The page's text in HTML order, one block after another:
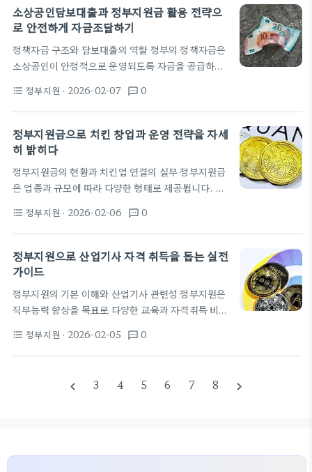
비가 더 간편해졌다. 제출 채널의 변화는 신청자의 접
근성을 높이며, 지역별 차이를 줄이는 데 기여한다. 신
임대차계약서 또는 사업장 소재 증빙, 대표자 신분증
등이다. 최근에는 행정안전부와 국세청 시스템이 연
계되어 서류 제출 과정이 자동화되는 경우가 늘었다.
소상공인담보대출과 정부지원금 활용 전략으
로 안전하게 자금조달하기
정책자금 구조와 담보대출의 역할 정부의 정책자금은
소상공인이 안정적으로 운영되도록 자금을 공급하는
출 등 다양한 형태로 구성되며, 담보대출은 이들 중 사
업의 성장과 시급한 운전자금 확보를 돕는 핵심 도구
로 작용한다. 담보를 통해 신용이 낮은 차주라도 자금
조달이 가능해지며, 재무 구조를 개선하는 데 기여한
해하는 것이 자금 조달의 시작점이다. 정책자금의 핵
심은 공적 보증기관과 금융기관 간의 협력을 통해 위
험을 분담하는 데 있다. 신용보증재단이나 보증기금
format_list_bulleted 정부지원 · 2026-02-07 textsms 0
정부지원금으로 치킨 창업과 운영 전략을 자세
히 밝히다
정부지원금의 현황과 치킨업 연결의 실무 정부지원금
은 업종과 규모에 따라 다양한 형태로 제공됩니다. 치
비용을 충당하기 위해 활용할 수 있습니다. 다만 자금
의 용도와 사용처가 정책의 목적에 맞아야 하므로 사
전에 계획을 세우는 것이 중요합니다. 신청 시점마다
조건이 바뀌므로 최신 정보를 확인하는 습관이 필요합
조, 교육훈련 지원 등으로 구분됩니다. 소상공인시장
진흥공단의 창업지원 프로그램이나 중소벤처기업부
의 정책자금이 여기에 포함될 수 있습니다. 치킨 업계
format_list_bulleted 정부지원 · 2026-02-06 textsms 0
정부지원으로 산업기사 자격 취득을 돕는 실전
가이드
정부지원의 기본 이해와 산업기사 관련성 정부지원은
직무능력 향상을 목표로 다양한 교육과 자격취득 비용
안전 등 산업 현장에서 실무 능력을 검증하는 대표 자
격으로 평가받는다. 이 둘의 연결고리는 정부가 인력
식으로 나타난다. 현장 실무에 바로 적용 가능한 강좌
되며 수강료의 일부를 지원받을 수 있다. 산업기사 시
format_list_bulleted 정부지원 · 2026-02-05 textsms 0
navigate_before 3 4 5 6 7 8 navigate_next